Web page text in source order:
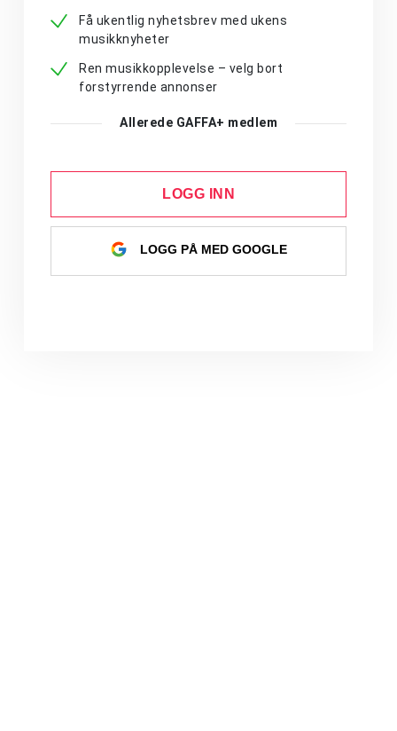
Få ukentlig nyhetsbrev med ukens
musikknyheter
Ren musikkopplevelse – velg bort
forstyrrende annonser
Allerede GAFFA+ medlem
LOGG INN
LOGG PÅ MED GOOGLE